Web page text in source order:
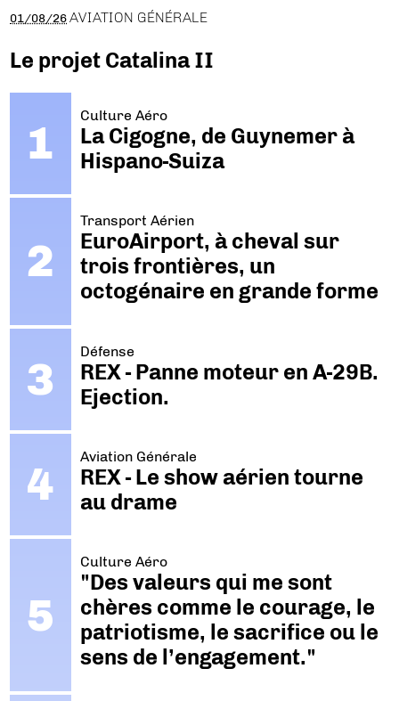
01/08/26 AVIATION GÉNÉRALE
Le projet Catalina II
Culture Aéro
La Cigogne, de Guynemer à
Hispano-Suiza
Transport Aérien
EuroAirport, à cheval sur
trois frontières, un
octogénaire en grande forme
Défense
REX - Panne moteur en A-29B.
Ejection.
Aviation Générale
REX - Le show aérien tourne
au drame
Culture Aéro
"Des valeurs qui me sont
chères comme le courage, le
patriotisme, le sacrifice ou le
sens de l’engagement."